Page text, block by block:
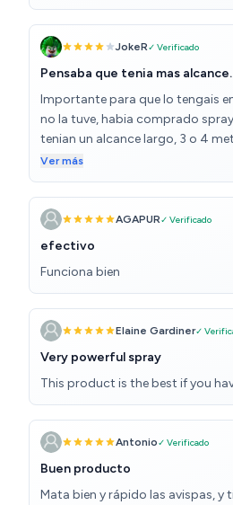
JokeR✓ Verificado
Pensaba que tenia mas alcance.
Importante para que lo tengais
no la tuve, habia comprado
tenian un alcance largo, 3 o 4
asi, es para pulverizar maximo a 1
decir que teneis que tener cerca
funcionar, si funciona, es
como otros, pero al pulverizar a
empiezan a caer. Si buscais uno
Ver más
AGAPUR✓ Verificado
efectivo
Funciona bien
Elaine Gardiner✓
Very powerful spray
This product is the best if you
Antonio✓ Verificado
Buen producto
Mata bien y rápido las avispas, y